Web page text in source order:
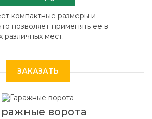
компактные размеры и
позволяет применять ее в
мест.
ЗАКАЗАТЬ
ворота